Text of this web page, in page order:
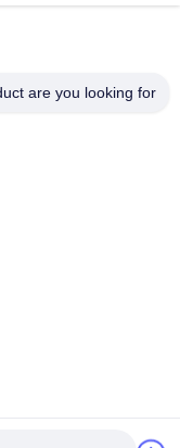
With Viton Seal
Solenoid Valve
are you looking for?